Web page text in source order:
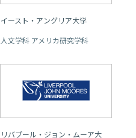
イースト・アングリア大学
人文学科 アメリカ研究学科
リバプール・ジョン・ムーア大